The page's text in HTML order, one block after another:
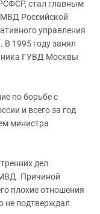
стал главным
МВД Российской
управления
1995 году занял
ГУВД Москвы
по борьбе с
и всего за год
министра
дел
Причиной
плохие отношения
не подтверждал